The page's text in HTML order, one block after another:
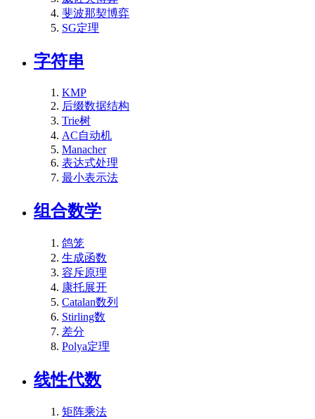
斐波那契博弈
SG定理
字符串
KMP
后缀数据结构
Trie树
AC自动机
Manacher
表达式处理
最小表示法
组合数学
鸽笼
生成函数
容斥原理
康托展开
Catalan数列
Stirling数
差分
Polya定理
线性代数
矩阵乘法